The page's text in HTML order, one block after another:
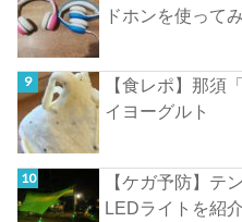
ドホンを使って
【食レポ】那須
イヨーグルト
【ケガ予防】テ
LEDライトを紹